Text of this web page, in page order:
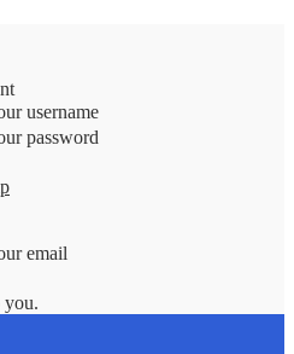
username
password
email
you.